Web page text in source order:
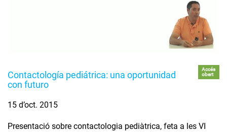
Contactología pediátrica: una oportunidad
con futuro
Accés
obert
15 d’oct. 2015
Presentació sobre contactologia pediàtrica, feta a les VI